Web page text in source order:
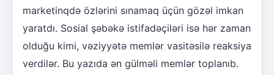
marketinqdə özlərini sınamaq üçün gözəl imkan
yaratdı. Sosial şəbəkə istifadəçiləri isə hər zaman
olduğu kimi, vəziyyətə memlər vasitəsilə reaksiya
verdilər. Bu yazıda ən gülməli memlər toplanıb.